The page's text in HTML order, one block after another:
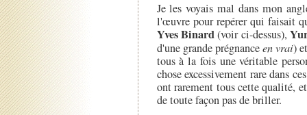
Je les voyais mal dans mon
l'œuvre pour repérer qui faisait
Yves Binard(voir ci-dessus),
d'une grande prégnanceen vrai)
tous à la fois une véritable
chose excessivement rare dans
ont rarement tous cette qualité,
de toute façon pas de briller.